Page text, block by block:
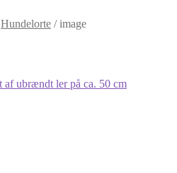
Hundelorte /image